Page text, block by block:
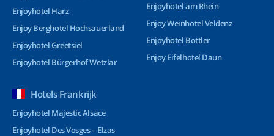
Enjoyhotel Harz
Enjoy Berghotel Hochsauerland
Enjoyhotel Greetsiel
Enjoyhotel Bürgerhof Wetzlar
Enjoyhotel am Rhein
Enjoy Weinhotel Veldenz
Enjoyhotel Bottler
Enjoy Eifelhotel Daun
Hotels Frankrijk
Enjoyhotel Majestic Alsace
Enjoyhotel Des Vosges – Elzas